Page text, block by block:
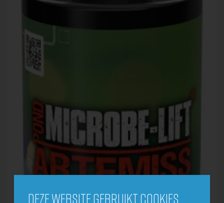
Deze website gebruikt cookies